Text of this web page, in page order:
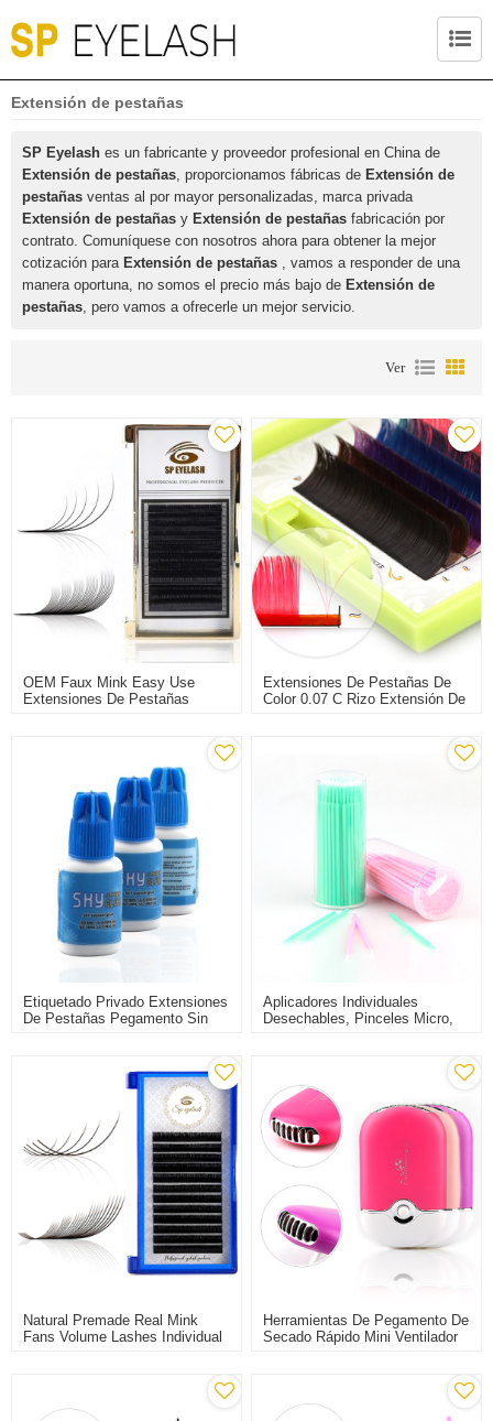
Extensión de pestañas
SP Eyelash es un fabricante y proveedor profesional en China de
Extensión de pestañas, proporcionamos fábricas de Extensión de
pestañas ventas al por mayor personalizadas, marca privada
Extensión de pestañas y Extensión de pestañas fabricación por
contrato. Comuníquese con nosotros ahora para obtener la mejor
cotización para Extensión de pestañas , vamos a responder de una
manera oportuna, no somos el precio más bajo de Extensión de
pestañas, pero vamos a ofrecerle un mejor servicio.
Ver
OEM Faux Mink Easy Use
Extensiones De Pestañas
Extensiones De Pestañas De
Color 0.07 C Rizo Extensión De
Etiquetado Privado Extensiones
De Pestañas Pegamento Sin
Aplicadores Individuales
Desechables, Pinceles Micro,
Natural Premade Real Mink
Fans Volume Lashes Individual
Herramientas De Pegamento De
Secado Rápido Mini Ventilador